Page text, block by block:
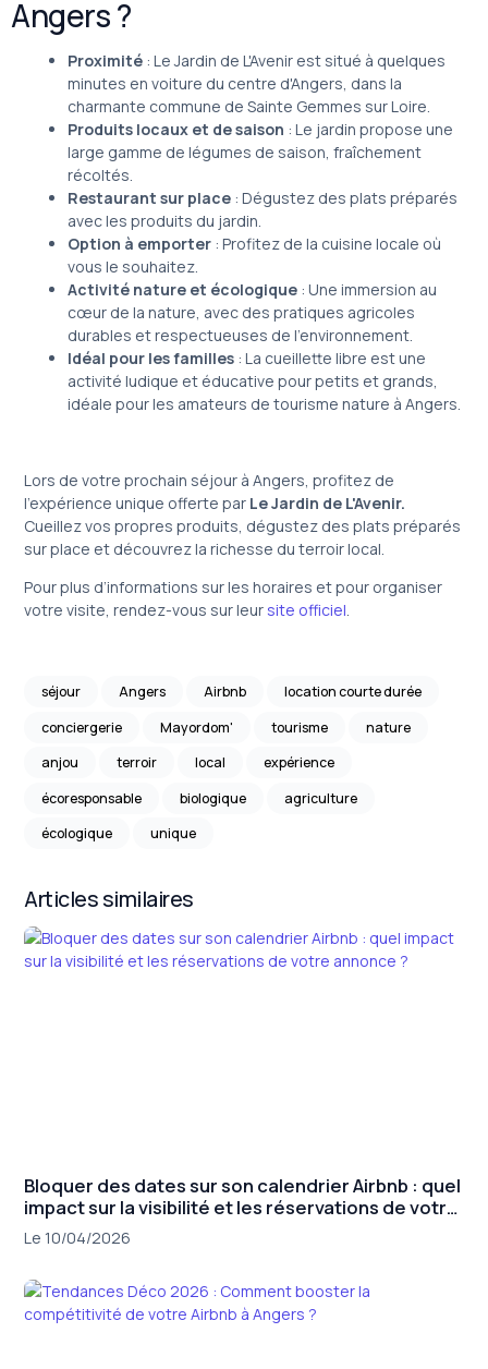
Angers ?
Proximité : Le Jardin de L'Avenir est situé à quelques
minutes en voiture du centre d'Angers, dans la
charmante commune de Sainte Gemmes sur Loire.
Produits locaux et de saison : Le jardin propose une
large gamme de légumes de saison, fraîchement
récoltés.
Restaurant sur place : Dégustez des plats préparés
avec les produits du jardin.
Option à emporter : Profitez de la cuisine locale où
vous le souhaitez.
Activité nature et écologique : Une immersion au
cœur de la nature, avec des pratiques agricoles
durables et respectueuses de l’environnement.
Idéal pour les familles : La cueillette libre est une
activité ludique et éducative pour petits et grands,
idéale pour les amateurs de tourisme nature à Angers.
Lors de votre prochain séjour à Angers, profitez de
l’expérience unique offerte par Le Jardin de L'Avenir.
Cueillez vos propres produits, dégustez des plats préparés
sur place et découvrez la richesse du terroir local.
Pour plus d’informations sur les horaires et pour organiser
votre visite, rendez-vous sur leur site officiel.
séjour Angers Airbnb
location courte durée
conciergerie
Mayordom' tourisme
nature
anjou
terroir local
expérience
écoresponsable
biologique
agriculture
écologique
unique
Articles similaires
Bloquer des dates sur son calendrier Airbnb : quel
impact sur la visibilité et les réservations de votre
annonce ?
Le 10/04/2026